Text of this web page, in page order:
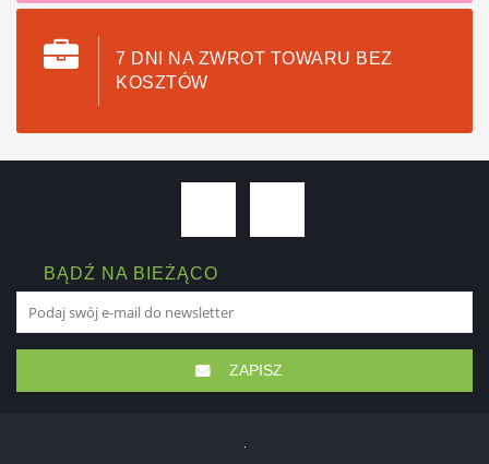
7 DNI NA ZWROT TOWARU BEZ
KOSZTÓW
BĄDŹ NA BIEŻĄCO
ZAPISZ